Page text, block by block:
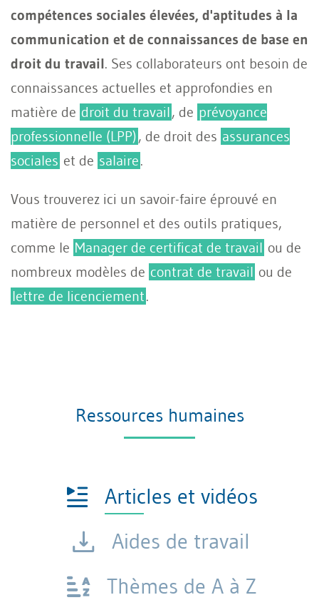
compétences sociales élevées, d'aptitudes à la
communication et de connaissances de base en
droit du travail. Ses collaborateurs ont besoin de
connaissances actuelles et approfondies en
matière de droit du travail, de prévoyance
professionnelle (LPP), de droit des assurances
sociales et de salaire.
Vous trouverez ici un savoir-faire éprouvé en
matière de personnel et des outils pratiques,
comme le Manager de certificat de travail ou de
nombreux modèles de contrat de travail ou de
lettre de licenciement.
Ressources humaines
Articles et vidéos
Aides de travail
Thèmes de A à Z